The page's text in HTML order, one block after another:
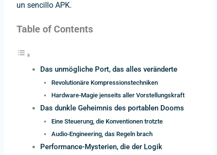
un sencillo APK.
Table of Contents
Das unmögliche Port, das alles veränderte
Revolutionäre Kompressionstechniken
Hardware-Magie jenseits aller Vorstellungskraft
Das dunkle Geheimnis des portablen Dooms
Eine Steuerung, die Konventionen trotzte
Audio-Engineering, das Regeln brach
Performance-Mysterien, die der Logik